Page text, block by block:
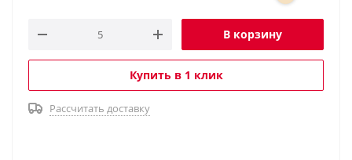
В корзину
Купить в 1 клик
Рассчитать доставку